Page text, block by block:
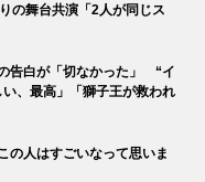
の舞台共演「2人が同じス
告白が「切なかった」 “イ
、最高」「獅子王が救われ
人はすごいなって思いま